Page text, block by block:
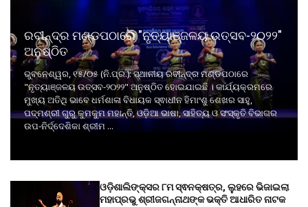
ରବୀନ୍ଦ୍ର ମଣ୍ଡପଠାରେ "ନୃତ୍ୟାଞ୍ଜଳୟ ଉତ୍ସବ-୨୦୨୨"
ଅନୁଷ୍ଠିତ
ଭୁବନେଶ୍ୱର, ୧୫/୦୫ (ନି.ପ୍ର.): ସ୍ଥାନୀୟ ରବୀନ୍ଦ୍ର ମଣ୍ଡପଠାରେ
"ନୃତ୍ୟାଞ୍ଜଳୟ ଉତ୍ସବ-୨୦୨୨" ଅନୁଷ୍ଠିତ ହୋଇଯାଇଛି । କାର୍ଯ୍ୟକ୍ରମରେ
ମୁଖ୍ୟ ଅତିଥି ଭାବେ ଧର୍ମଶାଳା ବିଧାୟକ ସ୍ଵାଧୀନ ହିମାଂଶୁ ଶେଖର ସାହୁ,
ପଦ୍ମଶ୍ରୀ ଗୁରୁ କୁମକୁମ ମହାନ୍ତି, ଓଡ଼ିଆ ଭାଷା, ସାହିତ୍ୟ ଓ ସଂସ୍କୃତି ବିଭାଗର
ଉପ-ନିର୍ଦ୍ଦେଶିକା ଶ୍ରୀମ ...
ଓଡ଼ିଶାଲିଙ୍କ୍ସର ୮ମ ସ୍ଵନକ୍ଷତ୍ର, ଲୁହରେ ଭିଜାଇଲା
ମହାପ୍ରଭୁ ଶ୍ରୀଜଗନ୍ନାଥଙ୍କ ଭକ୍ତି ଆଧାରିତ ନାଟକ